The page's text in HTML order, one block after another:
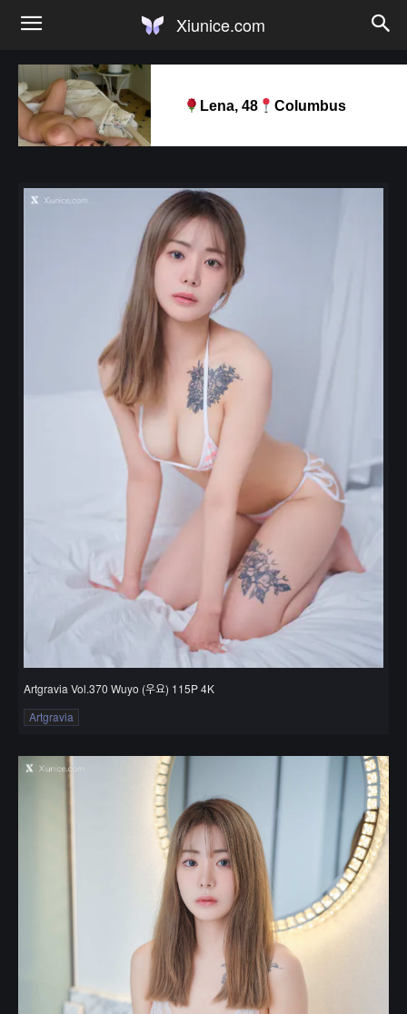
Xiunice.com
Lena, 48 Columbus
Artgravia Vol.370 Wuyo (우요) 115P 4K
Artgravia